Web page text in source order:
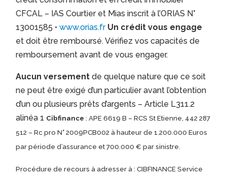
CFCAL – IAS Courtier et Mias inscrit à l’ORIAS N°
13001585 •www.orias.fr Un crédit vous engage
et doit être remboursé. Vérifiez vos capacités de
remboursement avant de vous engager.
Aucun versement de quelque nature que ce soit
ne peut être exigé d’un particulier avant l’obtention
d’un ou plusieurs prêts d’argents – Article L311.2
alinéa 1 Cibfinance: APE 6619 B – RCS St Etienne, 442 287
512 – Rc pro N° 2009PCB002 à hauteur de 1.200.000 Euros
par période d’assurance et 700.000 € par sinistre.
Procédure de recours à adresser à : CIBFINANCE Service